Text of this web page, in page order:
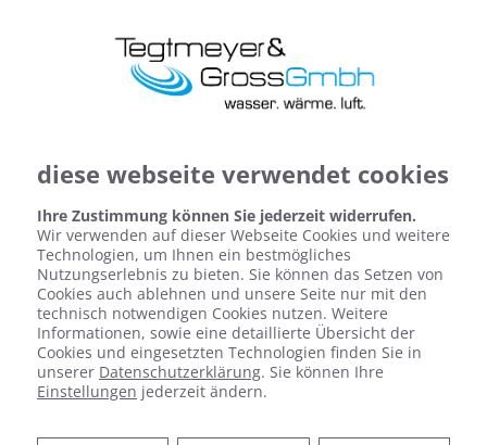
diese webseite verwendet cookies
Ihre Zustimmung können Sie jederzeit widerrufen.
Wir verwenden auf dieser Webseite Cookies und weitere
Technologien, um Ihnen ein bestmögliches
Nutzungserlebnis zu bieten. Sie können das Setzen von
Cookies auch ablehnen und unsere Seite nur mit den
technisch notwendigen Cookies nutzen. Weitere
Informationen, sowie eine detaillierte Übersicht der
Cookies und eingesetzten Technologien finden Sie in
unserer Datenschutzerklärung. Sie können Ihre
Einstellungen jederzeit ändern.